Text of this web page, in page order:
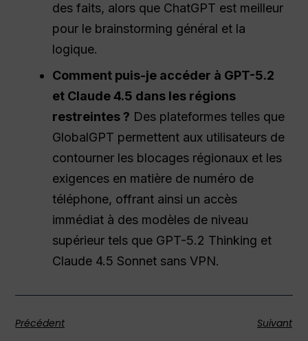
des faits, alors que ChatGPT est meilleur
pour le brainstorming général et la
logique.
Comment puis-je accéder à GPT-5.2
et Claude 4.5 dans les régions
restreintes ? Des plateformes telles que
GlobalGPT permettent aux utilisateurs de
contourner les blocages régionaux et les
exigences en matière de numéro de
téléphone, offrant ainsi un accès
immédiat à des modèles de niveau
supérieur tels que GPT-5.2 Thinking et
Claude 4.5 Sonnet sans VPN.
Précédent Suivant